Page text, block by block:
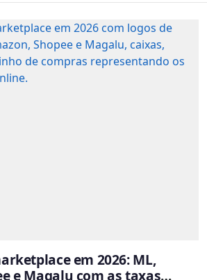
em 2026: ML,
e Magalu com as taxas